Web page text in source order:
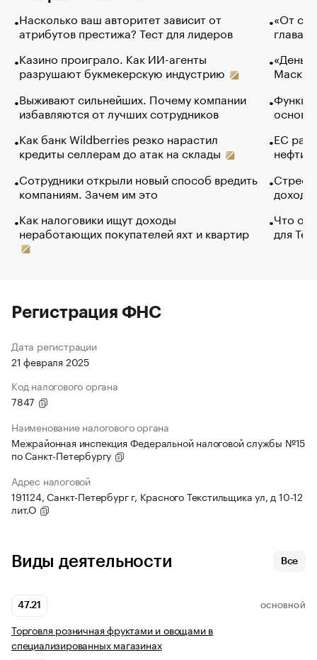
Насколько ваш авторитет зависит от
атрибутов престижа? Тест для лидеров
Казино проиграло. Как ИИ-агенты
разрушают букмекерскую индустрию
Выживают сильнейших. Почему компании
избавляются от лучших сотрудников
Как банк Wildberries резко нарастил
кредиты селлерам до атак на склады
Сотрудники открыли новый способ вредить
компаниям. Зачем им это
Как налоговики ищут доходы
неработающих покупателей яхт и квартир
«От
глава
Маск в
основ
ЕС
нефти
Что
для
Регистрация ФНС
Дата регистрации
21 февраля 2025
Код налогового органа
7847
Наименование налогового органа
Межрайонная инспекция Федеральной налоговой службы №15
по Санкт-Петербургу
Адрес налоговой
191124, Санкт-Петербург г, Красного Текстильщика ул, д 10-12
лит.О
Виды деятельности Все
47.21 ОСНОВНОЙ
Торговля розничная фруктами и овощами в
специализированных магазинах